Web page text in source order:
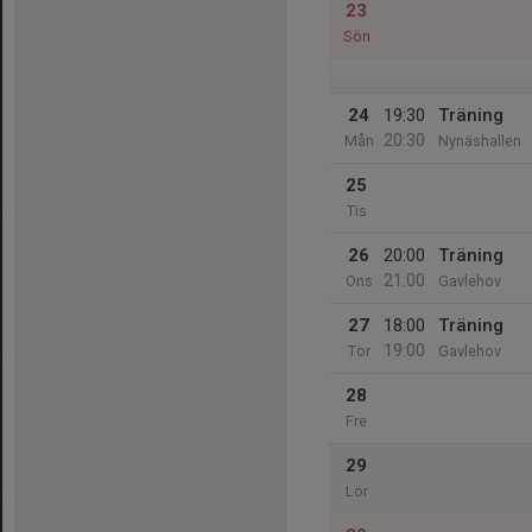
23
Sön
24
Mån
19:30
20:30
Träning
Nynäshallen
25
Tis
26
Ons
20:00
21:00
Träning
Gavlehov
27
Tor
18:00
19:00
Träning
Gavlehov
28
Fre
29
Lör